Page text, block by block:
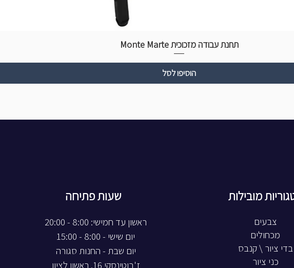
תחנת עבודה מזכוכית Monte Marte
הוסיפו לסל
שעות פתיחה
ראשון עד חמישי: 8:00 - 20:00
יום שישי - 8:00 - 15:00
יום שבת - החנות סגורה
ז'בוטינסקי 16, ראשון לציון
מובילות
צבעים
מכחולים
בדי ציור \ קנבס
כני ציור